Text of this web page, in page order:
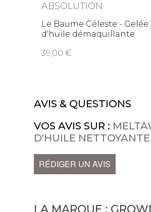
ABSOLUTION
Le Baume Céleste - Gelée
d'huile démaquillante
39,00
AVIS & QUESTIONS
VOS AVIS SUR :
D'HUILE NETTOYANTE
RÉDIGER UN AVIS